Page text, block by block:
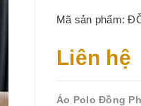
Mã sản phẩm:
Liên hệ
Áo Polo Đồng